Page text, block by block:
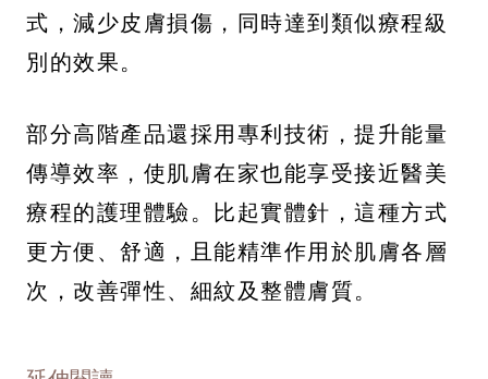
式，減少皮膚損傷，同時達到類似療程級
別的效果。
部分高階產品還採用專利技術，提升能量
傳導效率，使肌膚在家也能享受接近醫美
療程的護理體驗。比起實體針，這種方式
更方便、舒適，且能精準作用於肌膚各層
次，改善彈性、細紋及整體膚質。